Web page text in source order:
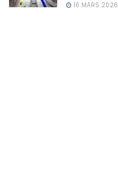
16 MARS 2026